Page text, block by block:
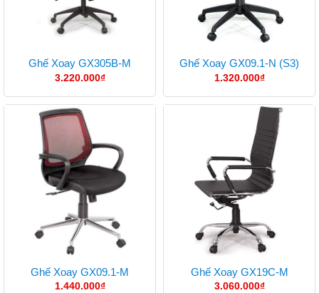
Ghế Xoay GX305B-M
3.220.000₫
Ghế Xoay GX09.1-N (S3)
1.320.000₫
Ghế Xoay GX09.1-M
1.440.000₫
Ghế Xoay GX19C-M
3.060.000₫